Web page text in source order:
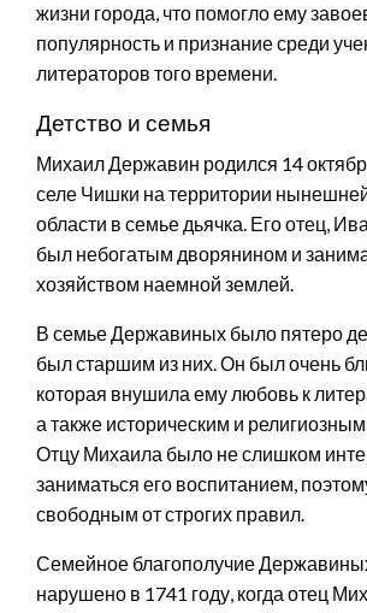
жизни города, что помогло ему
популярность и признание среди
литераторов того времени.
Детство и семья
Михаил Державин родился 14
селе Чишки на территории
области в семье дьячка. Его отец,
был небогатым дворянином и
хозяйством наемной землей.
В семье Державиных было пятеро
был старшим из них. Он был очень
которая внушила ему любовь к
а также историческим и
Отцу Михаила было не слишком
заниматься его воспитанием,
свободным от строгих правил.
Семейное благополучие
нарушено в 1741 году, когда отец